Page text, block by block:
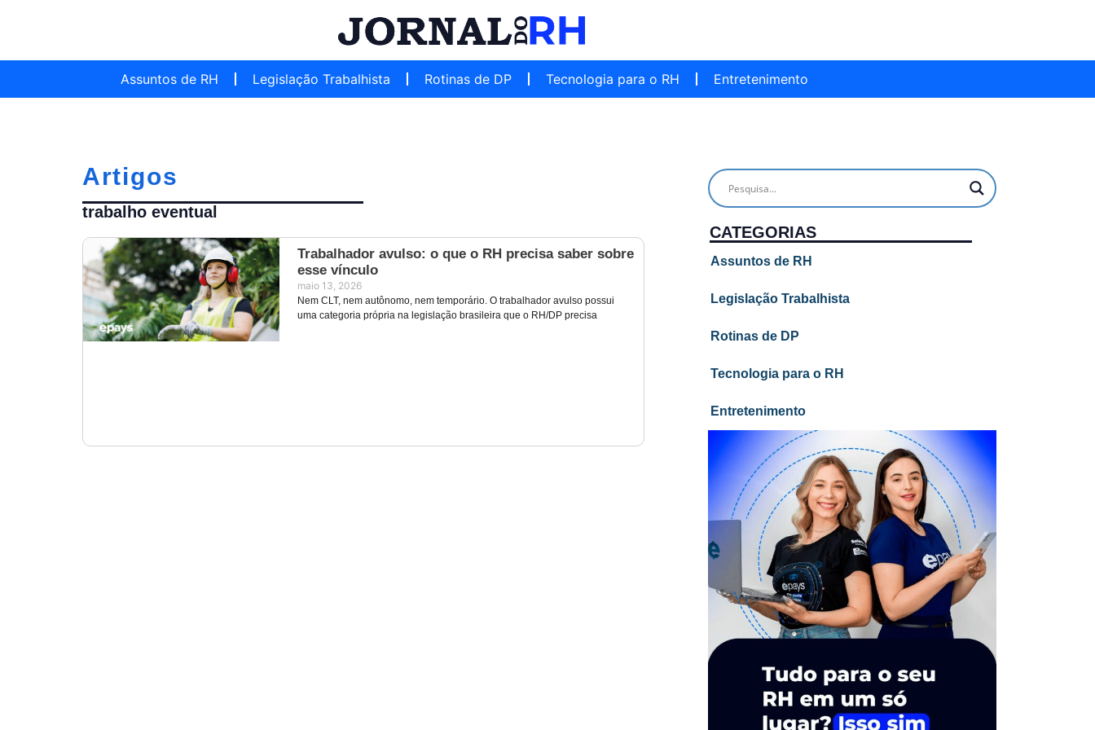
Assuntos de RH Legislação Trabalhista Rotinas de DP Tecnologia para o RH Entretenimento
Artigos
trabalho eventual
Trabalhador avulso: o que o RH precisa saber sobre
esse vínculo
maio 13, 2026
Nem CLT, nem autônomo, nem temporário. O trabalhador avulso possui
uma categoria própria na legislação brasileira que o RH/DP precisa
CATEGORIAS
Assuntos de RH
Legislação Trabalhista
Rotinas de DP
Tecnologia para o RH
Entretenimento